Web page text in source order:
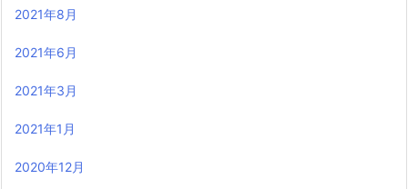
2021年8月
2021年6月
2021年3月
2021年1月
2020年12月